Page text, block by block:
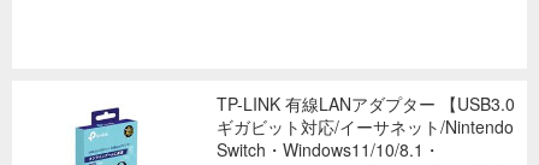
TP-LINK 有線LANアダプター 【USB3.0
ギガビット対応/イーサネット/Nintendo
Switch・Windows11/10/8.1・